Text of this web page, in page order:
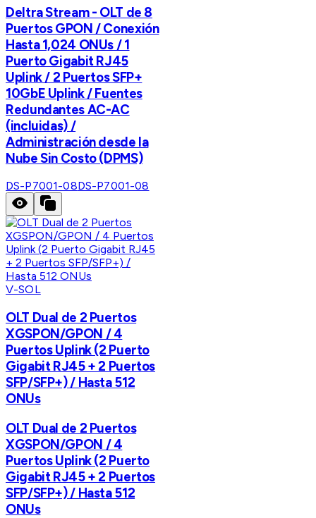
Deltra Stream - OLT de 8
Puertos GPON / Conexión
Hasta 1,024 ONUs / 1
Puerto Gigabit RJ45
Uplink / 2 Puertos SFP+
10GbE Uplink / Fuentes
Redundantes AC-AC
(incluidas) /
Administración desde la
Nube Sin Costo (DPMS)
DS-P7001-08DS-P7001-08
V-SOL
OLT Dual de 2 Puertos
XGSPON/GPON / 4
Puertos Uplink (2 Puerto
Gigabit RJ45 + 2 Puertos
SFP/SFP+) / Hasta 512
ONUs
OLT Dual de 2 Puertos
XGSPON/GPON / 4
Puertos Uplink (2 Puerto
Gigabit RJ45 + 2 Puertos
SFP/SFP+) / Hasta 512
ONUs